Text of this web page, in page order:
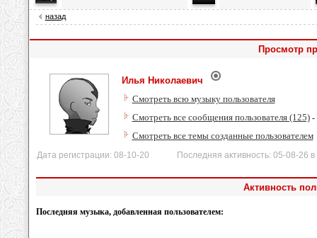
назад
Просмотр
Илья Николаевич
Смотреть всю музыку пользователя
Смотреть все сообщения пользователя (125)-
Смотреть все темы созданные пользователем
Дата регистрации: 08-10-20 Последняя активность: 05-08-26 в
Активность
Последняя музыка, добавленная пользователем: